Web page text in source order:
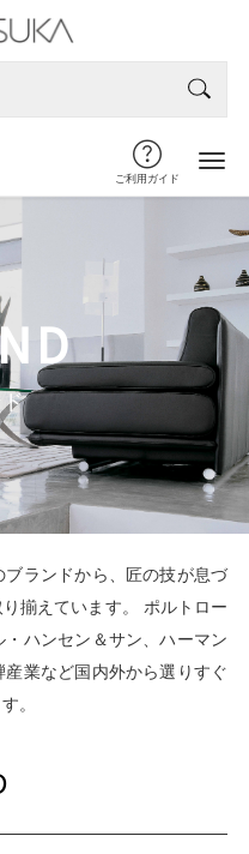
ご利用ガイド
ランドから、匠の技が息づ
揃えています。 ポルトロー
ハンセン＆サン、ハーマン
業など国内外から選りすぐ
。